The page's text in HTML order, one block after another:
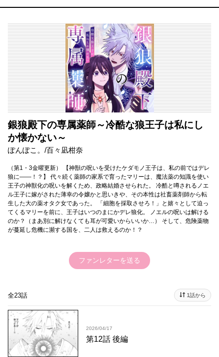
銀狼殿下の専属薬師～冷酷な狼王子は私にし
か懐かない～
ぽんぽこ。/百々凪柑奈
（第1・3金曜更新） 【神獣の呪いを受けたケダモノ王子は、私の前ではデレ
狼に――！？】 代々続く薬師の家系で育ったマリーは、魔法薬の知識を使い
王子の神獣化の呪いを解くため、政略結婚させられた。 冷酷と噂されるノエ
ル王子に嫁がされた薄幸の令嬢かと思いきや、その本性は社畜薬剤師から転
生した大の薬オタク女であった。 「細胞を採取させろ！」と嬉々として迫っ
てくるマリーを前に、王子はいつのまにかデレ狼化。 ノエルの呪いは解ける
のか？（まあ別に解けなくても耳が可愛いからいいか…） そして、危険薬物
が蔓延し危機に瀕する国を、二人は救えるのか！？
ファンレターを送る
全23話 1話から
2026/04/17
第12話 後編